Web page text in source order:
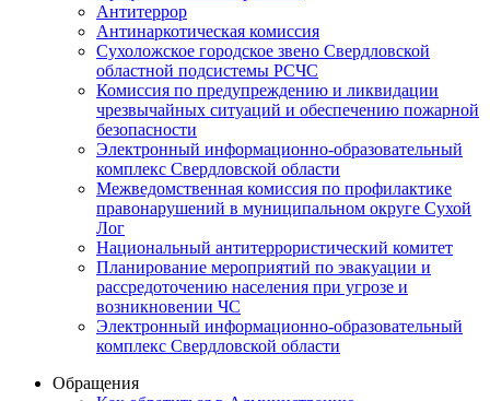
Антитеррор
Антинаркотическая комиссия
Сухоложское городское звено Свердловской
областной подсистемы РСЧС
Комиссия по предупреждению и ликвидации
чрезвычайных ситуаций и обеспечению пожарной
безопасности
Электронный информационно-образовательный
комплекс Cвердловской области
Межведомственная комиссия по профилактике
правонарушений в муниципальном округе Сухой
Лог
Национальный антитеррористический комитет
Планирование мероприятий по эвакуации и
рассредоточению населения при угрозе и
возникновении ЧС
Электронный информационно-образовательный
комплекс Свердловской области
Обращения